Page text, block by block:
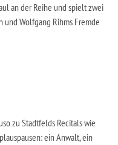
an der Reihe und spielt zwei
und Wolfgang Rihms Fremde
zu Stadtfelds Recitals wie
ein Anwalt, ein